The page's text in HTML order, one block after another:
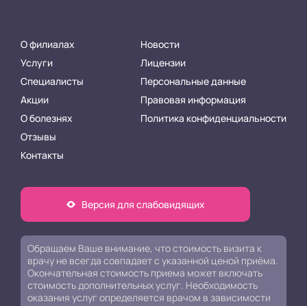
О филиалах
Услуги
Специалисты
Акции
О болезнях
Отзывы
Контакты
Новости
Лицензии
Персональные данные
Правовая информация
Политика конфиденциальности
Версия для слабовидящих
Обращаем Ваше внимание, что стоимость визита к
врачу не всегда совпадает с указанной ценой приёма.
Окончательная стоимость приема может включать
стоимость дополнительных услуг. Необходимость
оказания услуг определяется врачом в зависимости